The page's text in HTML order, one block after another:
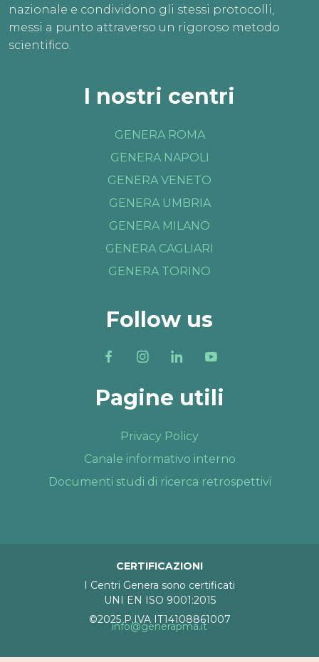
nazionale e condividono gli stessi protocolli,
messi a punto attraverso un rigoroso metodo
scientifico.
I nostri centri
GENERA ROMA
GENERA NAPOLI
GENERA VENETO
GENERA UMBRIA
GENERA MILANO
GENERA CAGLIARI
GENERA TORINO
Follow us
Pagine utili
Privacy Policy
Canale informativo interno
Documenti studi di ricerca retrospettivi
CERTIFICAZIONI
I Centri Genera sono certificati
UNI EN ISO 9001:2015
©2025 P.IVA IT14108861007
info@generapma.it